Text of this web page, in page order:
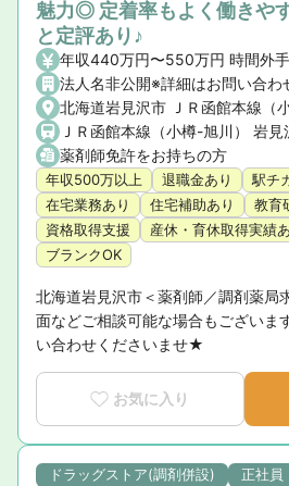
魅力◎ 定着率もよく働きや
と定評あり♪
法人名非公開※詳細はお問い合わ
北海道岩見沢市 ＪＲ函館本線（
ＪＲ函館本線（小樽-旭川） 岩見
薬剤師免許をお持ちの方
年収500万以上 退職金あり 駅チ
在宅業務あり
住宅補助あり
教育
資格取得支援
産休・育休取得実績
ブランクOK
北海道岩見沢市＜薬剤師／調剤薬局
面などご相談可能な場合もございま
い合わせくださいませ★
お気に入り
ドラッグストア(調剤併設) 正社員